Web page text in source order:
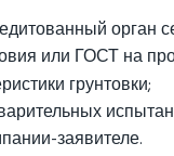
орган
или ГОСТ на
грунтовки;
заявителе.